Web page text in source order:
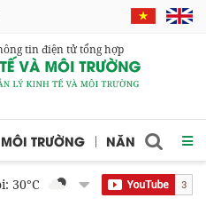
tin điện tử tổng hợp
MÔI TRƯỜNG NĂNG LƯỢNG
30°C